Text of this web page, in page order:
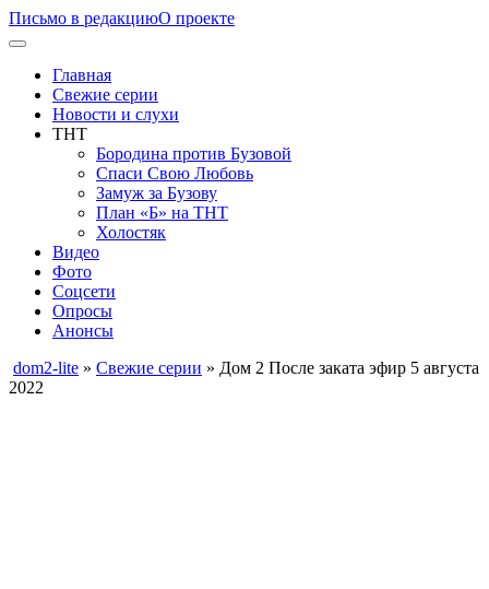
Письмо в редакциюО проекте
Главная
Свежие серии
Новости и слухи
ТНТ
Бородина против Бузовой
Спаси Свою Любовь
Замуж за Бузову
План «Б» на ТНТ
Холостяк
Видео
Фото
Соцсети
Опросы
Анонсы
dom2-lite » Свежие серии » Дом 2 После заката эфир 5 августа
2022